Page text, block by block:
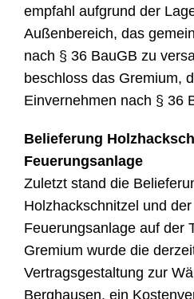
empfahl aufgrund der
Außenbereich, das
nach § 36 BauGB zu
beschloss das Gremium,
Einvernehmen nach § 36
Belieferung
Feuerungsanlage
Zuletzt stand die
Holzhackschnitzel und
Feuerungsanlage auf der
Gremium wurde die
Vertragsgestaltung zur
Berghausen, ein